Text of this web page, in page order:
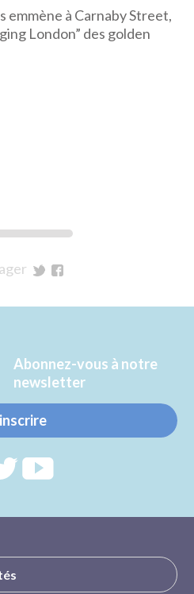
emmène à Carnaby Street,
London” des golden
Twitter
Facebook
Abonnez-vous à notre
newsletter
Rejoignez